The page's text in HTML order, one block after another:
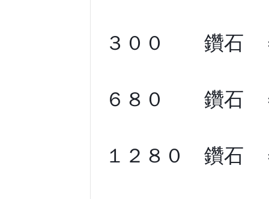
３００ 鑽石
６８０ 鑽石
１２８０ 鑽